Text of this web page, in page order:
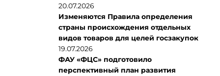
20.07.2026
Изменяются Правила определения
страны происхождения отдельных
видов товаров для целей госзакупок
19.07.2026
ФАУ «ФЦС» подготовило
перспективный план развития